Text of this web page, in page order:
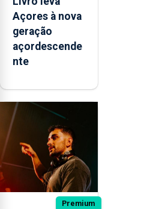
Açores à nova
geração
açordescende
nte
Premium